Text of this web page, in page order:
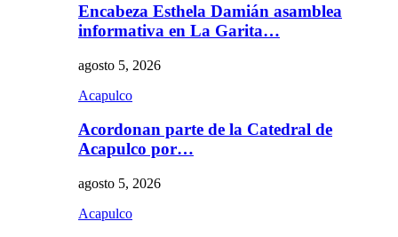
Encabeza Esthela Damián asamblea
informativa en La Garita…
agosto 5, 2026
Acapulco
Acordonan parte de la Catedral de
Acapulco por…
agosto 5, 2026
Acapulco